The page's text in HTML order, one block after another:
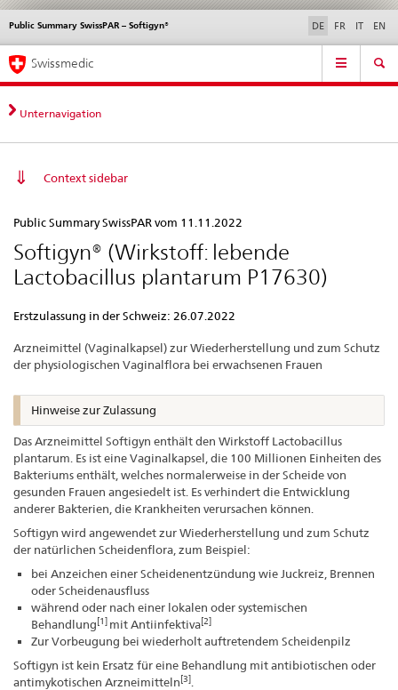
Direktnavigation
News,
Rechtsgrundlagen,
Kontakt
News & Updates Kontakt | Support & Hilfe
Public Summary SwissPAR – Softigyn®
Sprachwahl DE FR IT EN
Service
Hauptnavigation
Swissmedic
Unternavigation
Context sidebar
Summary
SwissPAR
–
Softigyn®
Public Summary SwissPAR vom 11.11.2022
Softigyn® (Wirkstoff: lebende
Lactobacillus plantarum P17630)
Erstzulassung in der Schweiz: 26.07.2022
Arzneimittel (Vaginalkapsel) zur Wiederherstellung und zum Schutz
der physiologischen Vaginalflora bei erwachsenen Frauen
Hinweise zur Zulassung
Das Arzneimittel Softigyn enthält den Wirkstoff Lactobacillus
plantarum. Es ist eine Vaginalkapsel, die 100 Millionen Einheiten des
Bakteriums enthält, welches normalerweise in der Scheide von
gesunden Frauen angesiedelt ist. Es verhindert die Entwicklung
anderer Bakterien, die Krankheiten verursachen können.
Softigyn wird angewendet zur Wiederherstellung und zum Schutz
der natürlichen Scheidenflora, zum Beispiel:
bei Anzeichen einer Scheidenentzündung wie Juckreiz, Brennen
oder Scheidenausfluss
während oder nach einer lokalen oder systemischen
Behandlung[1] mit Antiinfektiva[2]
Zur Vorbeugung bei wiederholt auftretendem Scheidenpilz
Softigyn ist kein Ersatz für eine Behandlung mit antibiotischen oder
antimykotischen Arzneimitteln[3]